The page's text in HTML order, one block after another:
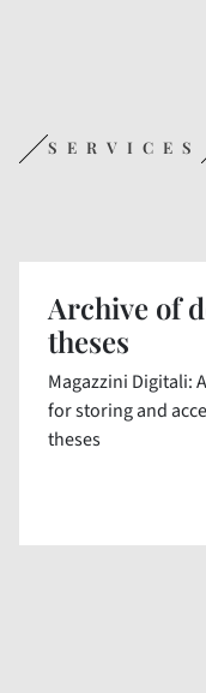
SERVICES
Archive of
theses
Magazzini Digitali:
for storing and
theses